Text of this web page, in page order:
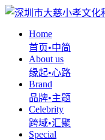
Home
首页•中简
About us
缘起•心路
Brand
品牌•主题
Celebrity
跨域•汇聚
Special